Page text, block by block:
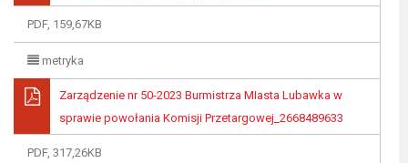
PDF, 159,67KB
metryka
Zarządzenie nr 50-2023 Burmistrza MIasta Lubawka w
sprawie powołania Komisji Przetargowej_2668489633
PDF, 317,26KB